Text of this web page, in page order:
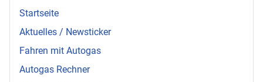
Startseite
Aktuelles / Newsticker
Fahren mit Autogas
Autogas Rechner